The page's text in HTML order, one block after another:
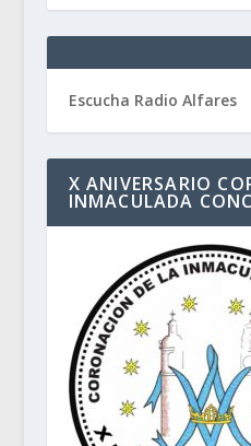
Escucha Radio Alfares
X ANIVERSARIO
INMACULADA